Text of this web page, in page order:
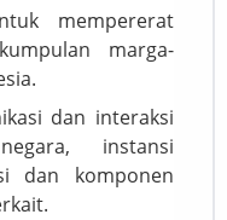
mempererat
marga-
dan interaksi
instansi
dan komponen